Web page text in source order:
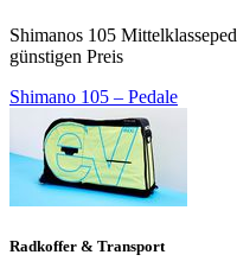
Shimanos 105
günstigen Preis
Shimano 105 – Pedale
Radkoffer & Transport